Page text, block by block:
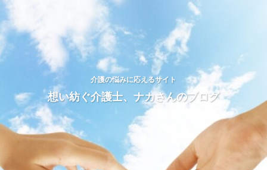
介護の悩みに応えるサイト
想い紡ぐ介護士、ナカさんのブログ